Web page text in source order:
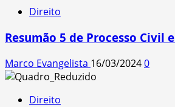
Direito
Resumão 5 de Processo Civil
Marco Evangelista 16/03/20240
Direito